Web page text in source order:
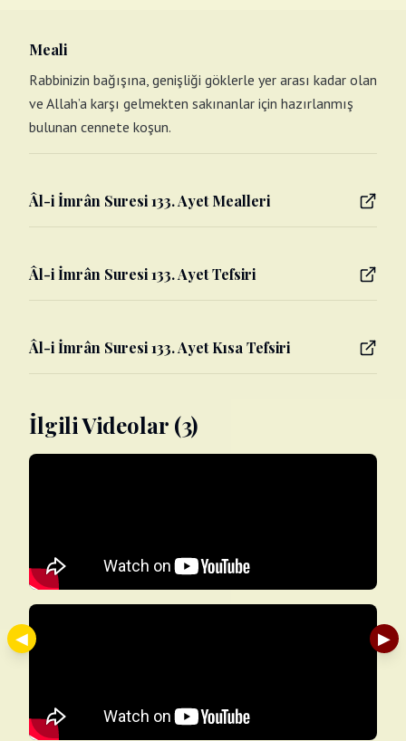
Meali
Rabbinizin bağışına, genişliği göklerle yer arası kadar olan
ve Allah’a karşı gelmekten sakınanlar için hazırlanmış
bulunan cennete koşun.
Âl-i İmrân Suresi 133. Ayet Mealleri
Âl-i İmrân Suresi 133. Ayet Tefsiri
Âl-i İmrân Suresi 133. Ayet Kısa Tefsiri
İlgili Videolar (3)
◀ ▶